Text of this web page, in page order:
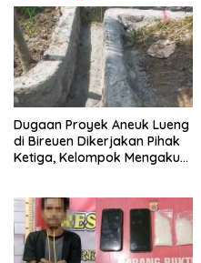
Dugaan Proyek Aneuk Lueng
di Bireuen Dikerjakan Pihak
Ketiga, Kelompok Mengaku